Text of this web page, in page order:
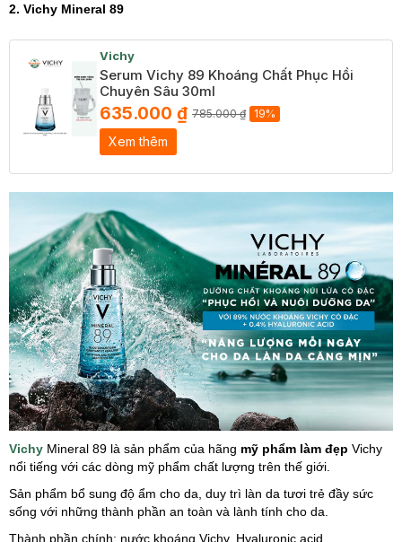
2. Vichy Mineral 89
Vichy
Serum Vichy 89 Khoáng Chất Phục Hồi
Chuyên Sâu 30ml
635.000 ₫ 785.000 ₫ 19%
Xem thêm
Vichy Mineral 89 là sản phẩm của hãng mỹ phẩm làm đẹp Vichy
nổi tiếng với các dòng mỹ phẩm chất lượng trên thế giới.
Sản phẩm bổ sung độ ẩm cho da, duy trì làn da tươi trẻ đầy sức
sống với những thành phần an toàn và lành tính cho da.
Thành phần chính: nước khoáng Vichy, Hyaluronic acid.